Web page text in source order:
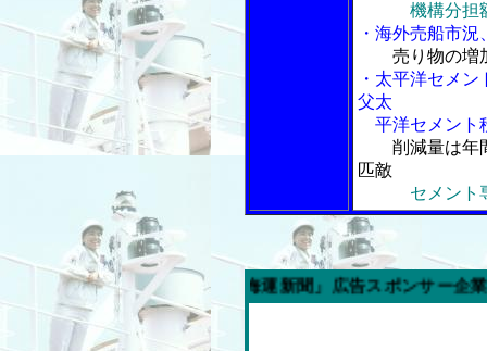
機構分担
・海外売船市
売り物の増
・太平洋セメ
父太
平洋セメント
削減量は年
匹敵
セメント
週の「内航海運新聞」広告スポンサー企業